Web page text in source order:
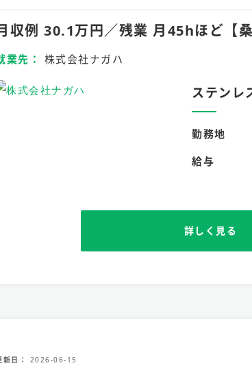
収例 30.1万円／残業 月45hほど【
業先 株式会社ナガハ
ステンレ
勤務地
給与
詳しく見る
新日 2026-06-15